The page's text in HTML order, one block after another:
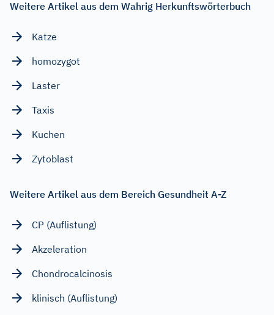
Weitere Artikel aus dem Wahrig Herkunftswörterbuch
Katze
homozygot
Laster
Taxis
Kuchen
Zytoblast
Weitere Artikel aus dem Bereich Gesundheit A-Z
CP (Auflistung)
Akzeleration
Chondrocalcinosis
klinisch (Auflistung)